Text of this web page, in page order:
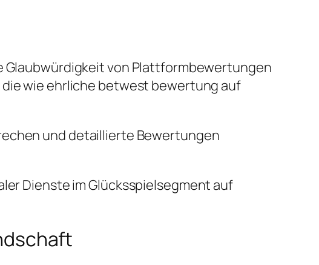
Glaubwürdigkeit von Plattformbewertungen
wie ehrliche betwest bewertung auf
und detaillierte Bewertungen
Dienste im Glücksspielsegment auf